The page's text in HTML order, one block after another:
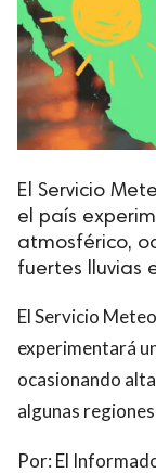
El Servicio
el país
atmosférico,
fuertes lluvias
El Servicio
experimentará
ocasionando
algunas
Por: El